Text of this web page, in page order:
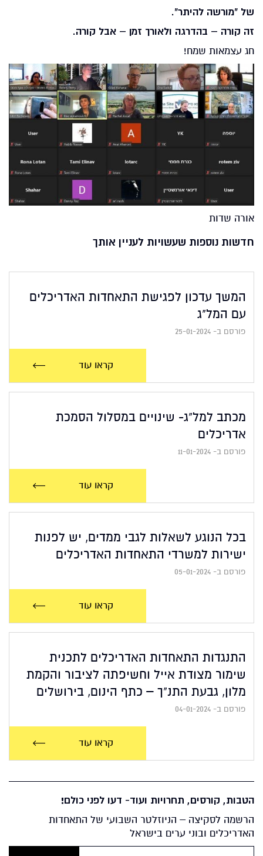
של "מורשה להיתר".
זה קורה – בהדרגה ולאורך זמן – אבל קורה.
חג עצמאות שמח!
אורה שדות
חדשות נוספות שעשויות לעניין אותך
המשך עדכון לפגישת התאחדות האדריכלים
עם המל"ג
פורסם ב- 25-01-2024
קראו עוד
מכתב למל"ג- שינויים במסלול הסמכת
אדריכלים
פורסם ב- 11-01-2024
קראו עוד
בכל הנוגע לשאלות לגבי ממדים, יש לפנות
ישירות למשרדי התאחדות האדריכלים
פורסם ב- 05-01-2024
קראו עוד
התנגדות התאחדות האדריכלים לתכנית
שימור מצודת אייל וחשיפתה לציבור והקמת
מלון, גבעת התנ"ך – כתף הינום, בירושלים
פורסם ב- 04-01-2024
קראו עוד
הטבות, קורסים, תחרויות ועוד- דעו לפני כולם!
הרשמה לסקיצה – הניוזלטר השבועי של התאחדות
האדריכלים ובוני ערים בישראל